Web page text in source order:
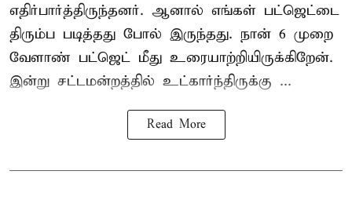
எதிர்பார்த்திருந்தனர். ஆனால் எங்கள் பட்ஜெட்டை
திரும்ப படித்தது போல் இருந்தது. நான் 6 முறை
வேளாண் பட்ஜெட் மீது உரையாற்றியிருக்கிறேன்.
இன்று சட்டமன்றத்தில் உட்கார்ந்திருக்கு ...
Read More